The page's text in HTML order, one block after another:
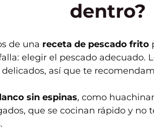
dentro?
de una receta de pescado frito
elegir el pescado adecuado.
delicados, así que te
sin espinas, como
que se cocinan rápido y no